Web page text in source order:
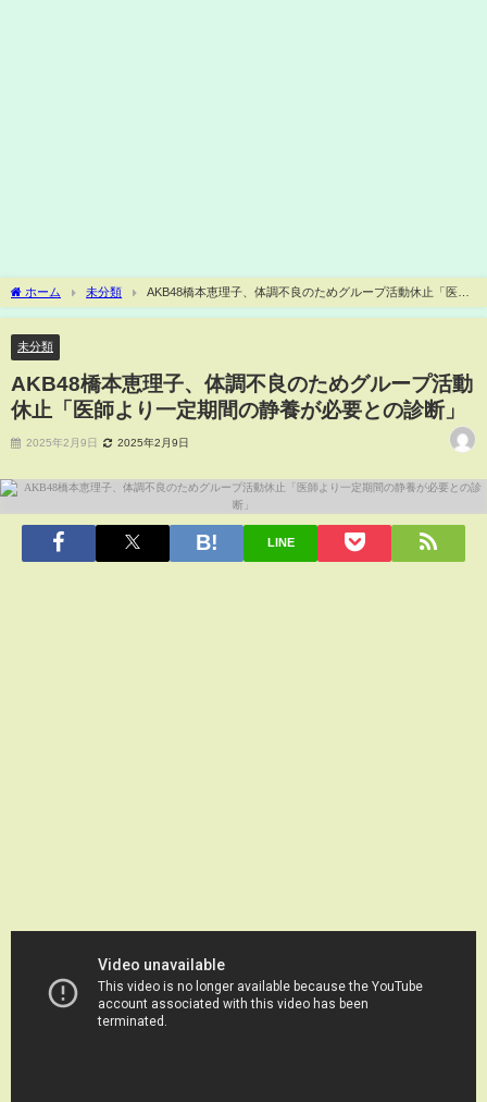
ホーム 未分類
AKB48橋本恵理子、体調不良のためグループ活動休止「医師
より一定期間の静養が必要との診断」
未分類
AKB48橋本恵理子、体調不良のためグループ活動
休止「医師より一定期間の静養が必要との診断」
2025年2月9日 2025年2月9日
LINE